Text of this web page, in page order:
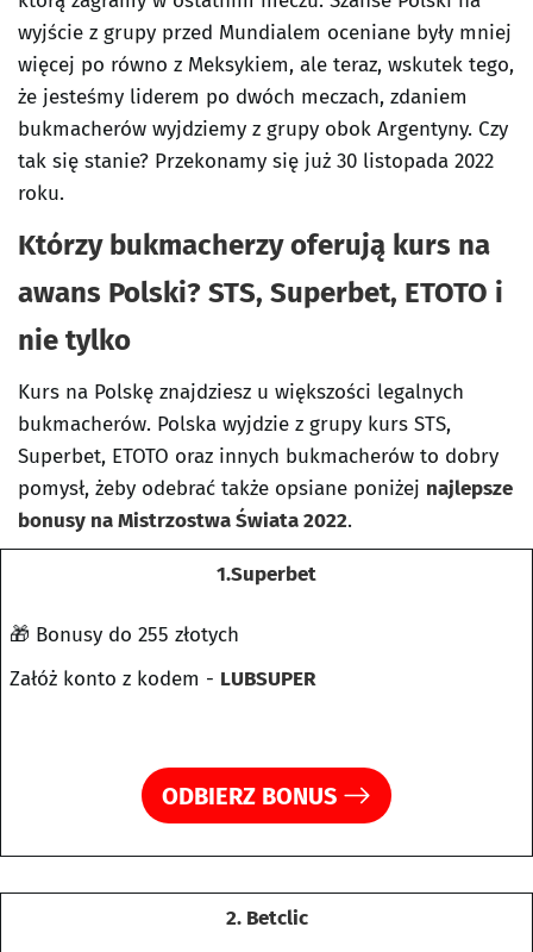
wyjście z grupy przed Mundialem oceniane były mniej
więcej po równo z Meksykiem, ale teraz, wskutek tego,
że jesteśmy liderem po dwóch meczach, zdaniem
bukmacherów wyjdziemy z grupy obok Argentyny. Czy
tak się stanie? Przekonamy się już 30 listopada 2022
roku.
Którzy bukmacherzy oferują kurs na
awans Polski? STS, Superbet, ETOTO i
nie tylko
Kurs na Polskę znajdziesz u większości legalnych
bukmacherów. Polska wyjdzie z grupy kurs STS,
Superbet, ETOTO oraz innych bukmacherów to dobry
pomysł, żeby odebrać także opsiane poniżej najlepsze
bonusy na Mistrzostwa Świata 2022.
1.Superbet
🎁 Bonusy do 255 złotych
Załóż konto z kodem - LUBSUPER
ODBIERZ BONUS
2. Betclic